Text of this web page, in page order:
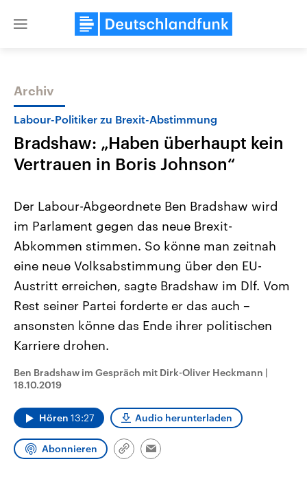
Close
Themen
Landtagswahl Sachsen-Anhalt
2026
Alle Informationen
Sachsen-Anhalt wählt am 6.
September 2026 einen neuen
Landtag. Seit 2021 wird das
Bundesland von einer Koalition aus
Umfragen, Prognosen,
Wahlprogramme, aktuelle Berichte
und Hintergründe zu den Parteien
Wahl.
Aktuelle Beiträge,
Hintergründe
Wirtschaftlich und
gehören die Vereinigten
den mächtigsten Ländern
mit großem Einfluss auf
Sendungen Programm
Audio-Archiv
Archiv
Labour-Politiker zu Brexit-Abstimmung
Bradshaw: „Haben überhaupt kein
Vertrauen in Boris Johnson“
Der Labour-Abgeordnete Ben Bradshaw wird
im Parlament gegen das neue Brexit-
Abkommen stimmen. So könne man zeitnah
eine neue Volksabstimmung über den EU-
Austritt erreichen, sagte Bradshaw im Dlf. Vom
Rest seiner Partei forderte er das auch –
ansonsten könne das Ende ihrer politischen
Karriere drohen.
Ben Bradshaw im Gespräch mit Dirk-Oliver Heckmann |
18.10.2019
Hören 13:27 Audio herunterladen
Abonnieren
Link
Email